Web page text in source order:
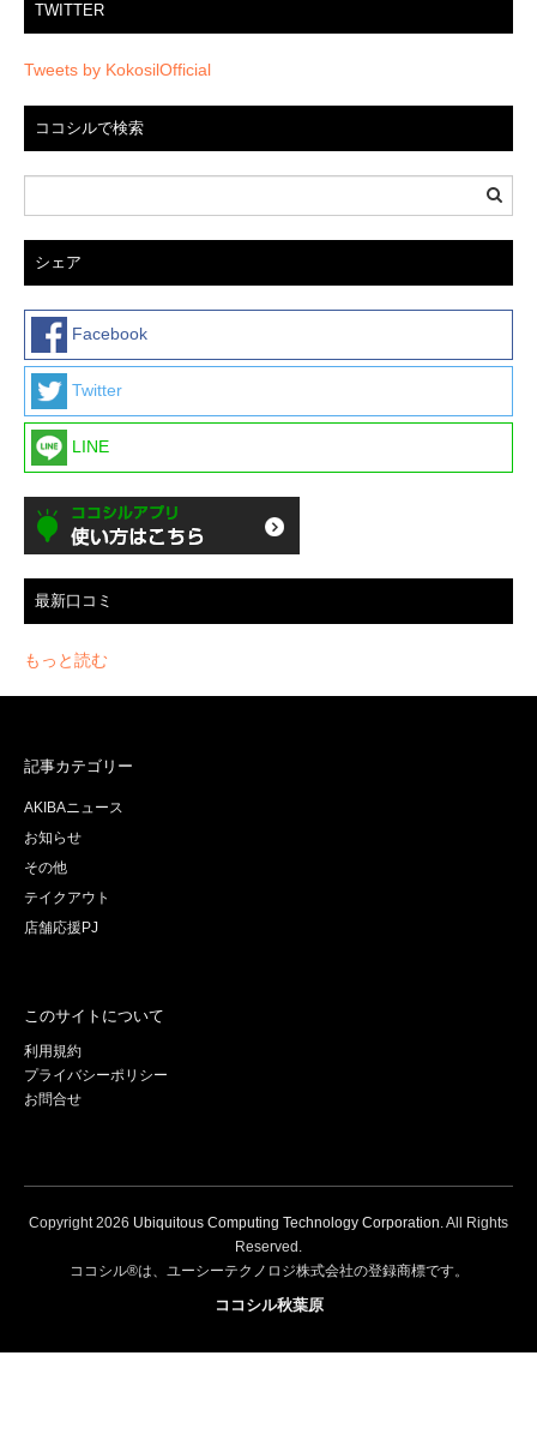
TWITTER
Tweets by KokosilOfficial
ココシルで検索
シェア
Facebook
Twitter
LINE
最新口コミ
もっと読む
記事カテゴリー
AKIBAニュース
お知らせ
その他
テイクアウト
店舗応援PJ
このサイトについて
利用規約
プライバシーポリシー
お問合せ
Copyright2026 Ubiquitous Computing Technology Corporation. All Rights
Reserved.
ココシル®は、ユーシーテクノロジ株式会社の登録商標です。
ココシル秋葉原